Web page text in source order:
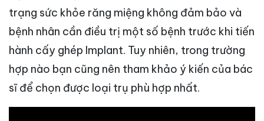
trạng sức khỏe răng miệng không đảm bảo và
bệnh nhân cần điều trị một số bệnh trước khi tiến
hành cấy ghép Implant. Tuy nhiên, trong trường
hợp nào bạn cũng nên tham khảo ý kiến của bác
sĩ để chọn được loại trụ phù hợp nhất.